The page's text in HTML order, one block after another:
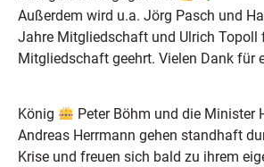
Außerdem wird u.a. Jörg Pasch und
Jahre Mitgliedschaft und Ulrich Topoll
Mitgliedschaft geehrt. Vielen Dank für
König
Peter Böhm und die Minister
Andreas Herrmann gehen standhaft
Krise und freuen sich bald zu ihrem